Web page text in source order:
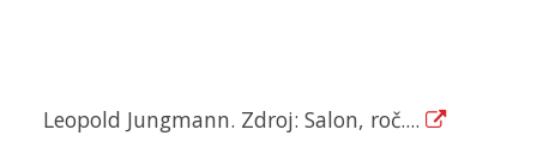
Leopold Jungmann. Zdroj: Salon, roč....